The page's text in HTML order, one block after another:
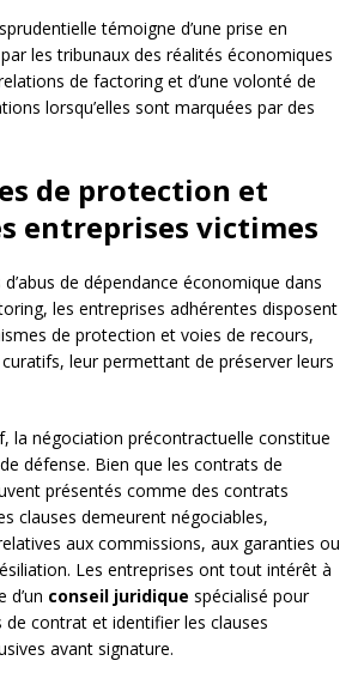
témoigne d’une prise en
les tribunaux des réalités économiques
de factoring et d’une volonté de
lorsqu’elles sont marquées par des
de protection et
entreprises victimes
de dépendance économique dans
les entreprises adhérentes disposent
de protection et voies de recours,
leur permettant de préserver leurs
la négociation précontractuelle constitue
défense. Bien que les contrats de
présentés comme des contrats
clauses demeurent négociables,
aux commissions, aux garanties ou
Les entreprises ont tout intérêt à
d’un conseil juridique spécialisé pour
contrat et identifier les clauses
avant signature.